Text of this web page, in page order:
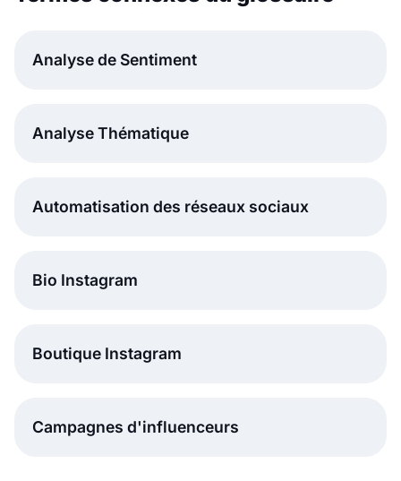
Analyse de Sentiment
Analyse Thématique
Automatisation des réseaux sociaux
Bio Instagram
Boutique Instagram
Campagnes d'influenceurs